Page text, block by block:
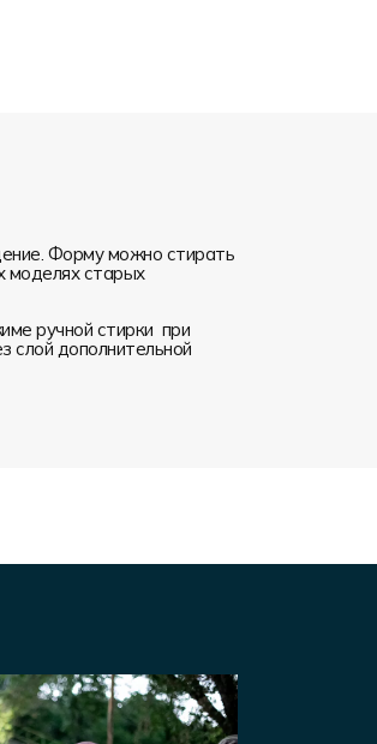
Форму можно стирать
моделях старых
ручной стирки при
слой дополнительной